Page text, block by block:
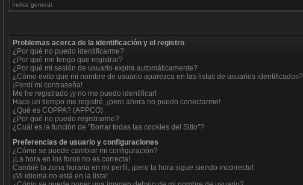
Índice general
Problemas acerca de la identificación y el registro
¿Por qué no puedo identificarme?
¿Por qué me tengo que registrar?
¿Por qué mi sesión de usuario expira automáticamente?
¿Cómo evito que mi nombre de usuario aparezca en las listas de usuarios identificados?
¡Perdí mi contraseña!
Me he registrado ¡y no me puedo identificar!
Hace un tiempo me registré, ¡pero ahora no puedo conectarme!
¿Qué es COPPA? (APPCO)
¿Por qué no puedo registrarme?
¿Cuál es la función de "Borrar todas las cookies del Sitio"?
Preferencias de usuario y configuraciones
¿Cómo se puede cambiar mi configuración?
¡La hora en los foros no es correcta!
Cambié la zona horaria en mi perfil, ¡pero la hora sigue siendo incorrecto!
¡Mi idioma no está en la lista!